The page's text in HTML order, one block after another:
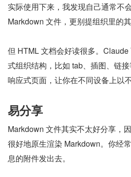
实际使用下来，我发现自己通常不
Markdown 文件，更别提组织里的
但 HTML 文档会好读很多。
式组织结构，比如 tab、插图、链
响应式页面，让你在不同设备上以
易分享
Markdown 文件其实不太好分享，
很好地原生渲染 Markdown。你经
息的附件发出去。